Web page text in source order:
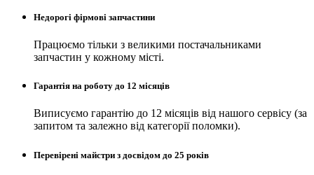
Недорогі фірмові запчастини
Працюємо тільки з великими постачальниками
запчастин у кожному місті.
Гарантія на роботу до 12 місяців
Виписуємо гарантію до 12 місяців від нашого сервісу (за
запитом та залежно від категорії поломки).
Перевірені майстри з досвідом до 25 років